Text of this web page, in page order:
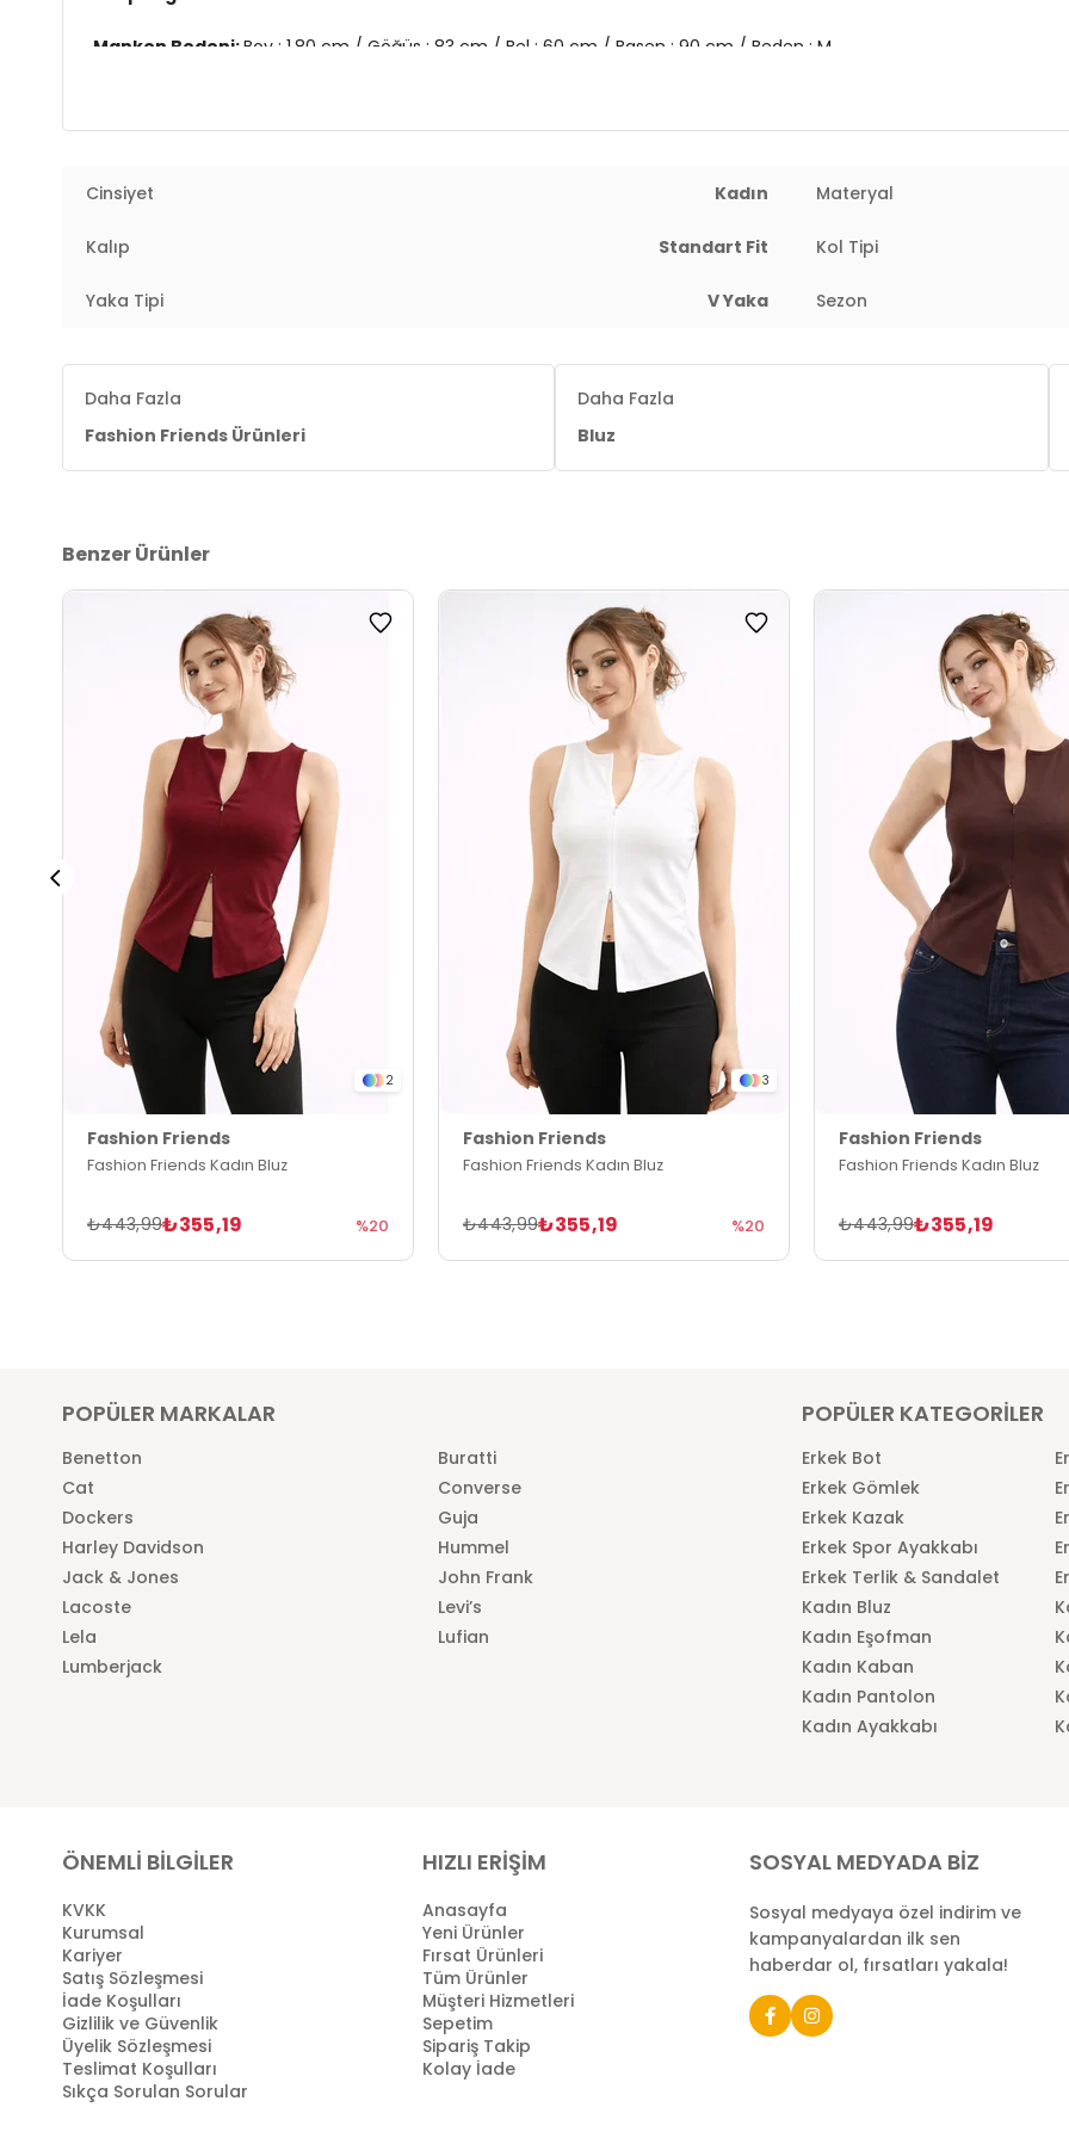
Manken Bedeni:Boy : 1.80 cm / Göğüs : 83 cm / Bel : 60 cm / Basen : 90 cm / Beden : M
2DY25Y0513K1.112
Cinsiyet Kadın Materyal
Kalıp Standart Fit Kol Tipi
Yaka Tipi V Yaka Sezon
Daha Fazla
Fashion Friends Ürünleri
Daha Fazla
Bluz
Benzer Ürünler
2
Fashion Friends
Fashion Friends Kadın Bluz
₺355,19
₺443,99 %20
3
Fashion Friends
Fashion Friends Kadın Bluz
₺355,19
₺443,99 %20
Fashion Friends
Fashion Friends Kadın Bluz
₺355,19
₺443,99
POPÜLER MARKALAR
Benetton
Buratti
Cat
Converse
Dockers
Guja
Harley Davidson
Hummel
Jack & Jones
John Frank
Lacoste
Levi’s
Lela
Lufian
Lumberjack
POPÜLER KATEGORİLER
Erkek Bot
Erkek Gömlek
Erkek Kazak
Erkek Spor Ayakkabı
Erkek Terlik & Sandalet
Kadın Bluz
Kadın Eşofman
Kadın Kaban
Kadın Pantolon
Kadın Ayakkabı
ÖNEMLİ BİLGİLER
KVKK
Kurumsal
Kariyer
Satış Sözleşmesi
İade Koşulları
Gizlilik ve Güvenlik
Üyelik Sözleşmesi
Teslimat Koşulları
Sıkça Sorulan Sorular
HIZLI ERİŞİM
Anasayfa
Yeni Ürünler
Fırsat Ürünleri
Tüm Ürünler
Müşteri Hizmetleri
Sepetim
Sipariş Takip
Kolay İade
SOSYAL MEDYADA BİZ
Sosyal medyaya özel indirim ve
kampanyalardan ilk sen
haberdar ol, fırsatları yakala!